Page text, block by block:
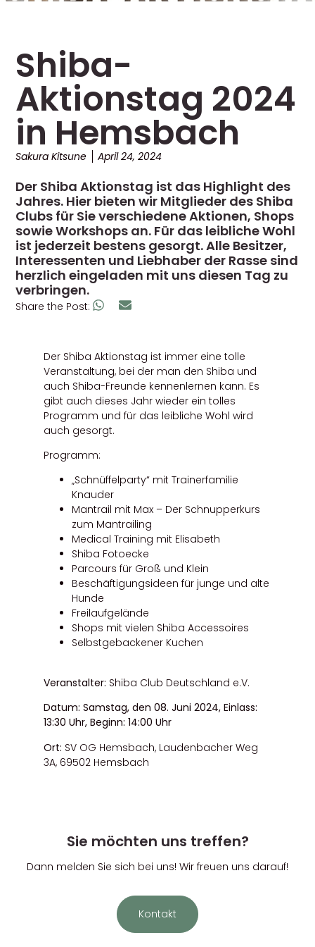
Shiba-
Aktionstag 2024
in Hemsbach
Sakura Kitsune April 24, 2024
Der Shiba Aktionstag ist das Highlight des
Jahres. Hier bieten wir Mitglieder des Shiba
Clubs für Sie verschiedene Aktionen, Shops
sowie Workshops an. Für das leibliche Wohl
ist jederzeit bestens gesorgt. Alle Besitzer,
Interessenten und Liebhaber der Rasse sind
herzlich eingeladen mit uns diesen Tag zu
verbringen.
Share the Post:
Der Shiba Aktionstag ist immer eine tolle
Veranstaltung, bei der man den Shiba und
auch Shiba-Freunde kennenlernen kann. Es
gibt auch dieses Jahr wieder ein tolles
Programm und für das leibliche Wohl wird
auch gesorgt.
Programm:
„Schnüffelparty“ mit Trainerfamilie
Knauder
Mantrail mit Max – Der Schnupperkurs
zum Mantrailing
Medical Training mit Elisabeth
Shiba Fotoecke
Parcours für Groß und Klein
Beschäftigungsideen für junge und alte
Hunde
Freilaufgelände
Shops mit vielen Shiba Accessoires
Selbstgebackener Kuchen
Veranstalter: Shiba Club Deutschland e.V.
Datum: Samstag, den 08. Juni 2024, Einlass:
13:30 Uhr, Beginn: 14:00 Uhr
Ort: SV OG Hemsbach, Laudenbacher Weg
3A, 69502 Hemsbach
Sie möchten uns treffen?
Dann melden Sie sich bei uns! Wir freuen uns darauf!
Kontakt